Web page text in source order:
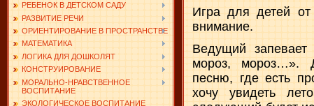
РЕБЕНОК В ДЕТСКОМ САДУ
РАЗВИТИЕ РЕЧИ
ОРИЕНТИРОВАНИЕ В ПРОСТРАНСТВЕ
МАТЕМАТИКА
ЛОГИКА ДЛЯ ДОШКОЛЯТ
КОНСТРУИРОВАНИЕ
МОРАЛЬНО-НРАВСТВЕННОЕ
ВОСПИТАНИЕ
ЭКОЛОГИЧЕСКОЕ ВОСПИТАНИЕ
Игра для детей
внимание.
Ведущий
мороз, мороз…».
песню, где есть
хочу увидеть